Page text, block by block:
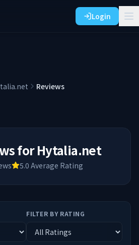
Login
Reviews
forHytalia.net
5.0 Average Rating
FILTER BY RATING